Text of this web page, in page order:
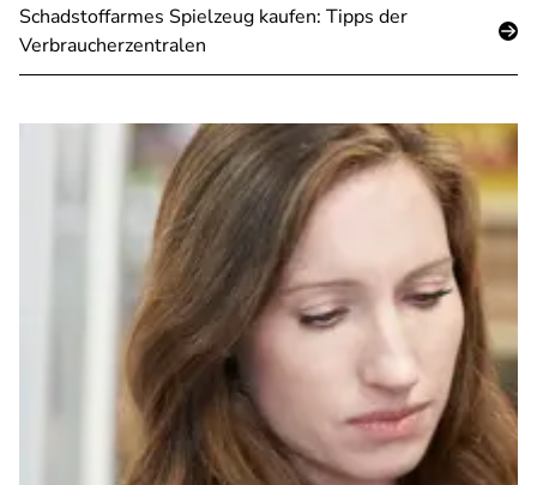
Schadstoffarmes Spielzeug kaufen: Tipps der
Verbraucherzentralen